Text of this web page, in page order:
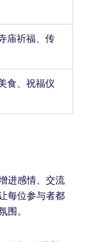
庙祈福、传
食、祝福仪
进感情、交流
每位参与者都
围。